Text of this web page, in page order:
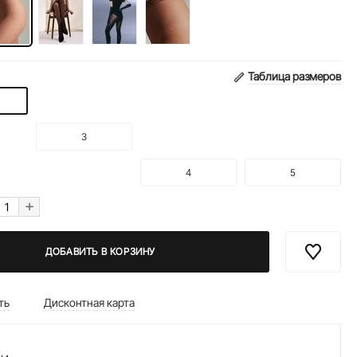
Таблица размеров
3
4 5
+
ДОБАВИТЬ В КОРЗИНУ
Дисконтная карта